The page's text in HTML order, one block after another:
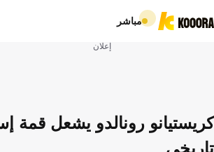
مباشر
إعلان
كريستيانو رونالدو يشعل قمة
تاريخي